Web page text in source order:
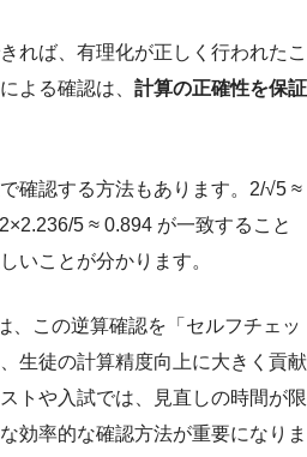
れば、有理化が正しく行われたこ
よる確認は、 計算の正確性を保証
確認する方法もあります。2/√5 ≈
5 ≈ 0.894 が一致すること
いことが分かります。
、この逆算確認を「セルフチェッ
生徒の計算精度向上に大きく貢献
トや入試では、見直しの時間が限
効率的な確認方法が重要になりま